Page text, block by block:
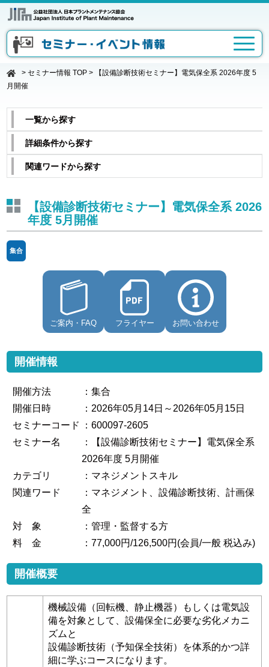
>セミナー情報 TOP >
【設備診断技術セミナー】電気保全系 2026年度 5
月開催
一覧から探す
詳細条件から探す
関連ワードから探す
【設備診断技術セミナー】電気保全系 2026
年度 5月開催
集合
ご案内・FAQ フライヤー お問い合わせ
開催情報
開催方法
：集合
開催日時
：2026年05月14日～2026年05月15日
セミナーコード
：600097-2605
セミナー名
：【設備診断技術セミナー】電気保全系
2026年度 5月開催
カテゴリ
：マネジメントスキル
関連ワード
：マネジメント、設備診断技術、計画保
全
対 象
：管理・監督する方
料 金
：77,000円/126,500円(会員/一般 税込み)
開催概要
機械設備（回転機、静止機器）もしくは電気設
備を対象として、設備保全に必要な劣化メカニ
ズムと
設備診断技術（予知保全技術）を体系的かつ詳
細に学ぶコースになります。